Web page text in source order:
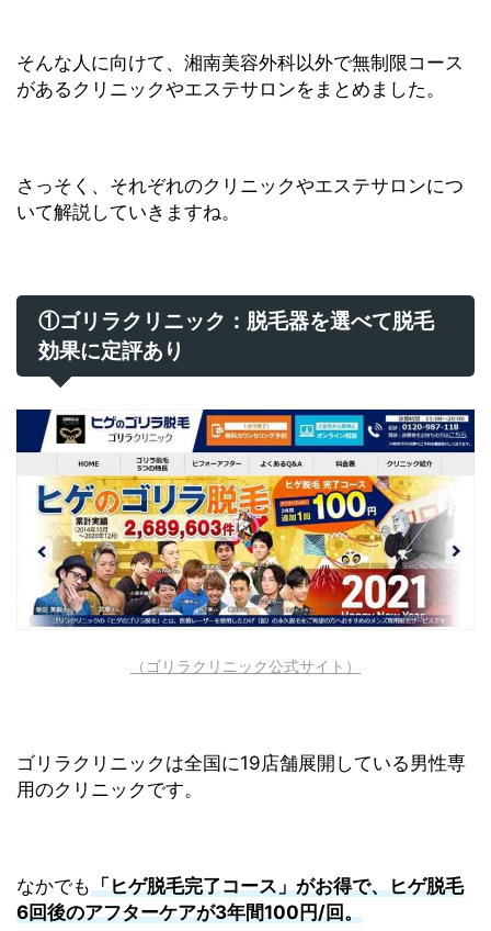
そんな人に向けて、湘南美容外科以外で無制限コース
があるクリニックやエステサロンをまとめました。
さっそく、それぞれのクリニックやエステサロンにつ
いて解説していきますね。
①ゴリラクリニック：脱毛器を選べて脱毛
効果に定評あり
（ゴリラクリニック公式サイト）
ゴリラクリニックは全国に19店舗展開している男性専
用のクリニックです。
なかでも「ヒゲ脱毛完了コース」がお得で、ヒゲ脱毛
6回後のアフターケアが3年間100円/回。